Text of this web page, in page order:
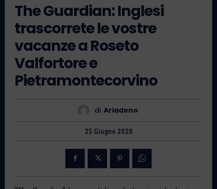
The Guardian: Inglesi
trascorrete le vostre
vacanze a Roseto
Valfortore e
Pietramontecorvino
di Ariadeno
25 Giugno 2020